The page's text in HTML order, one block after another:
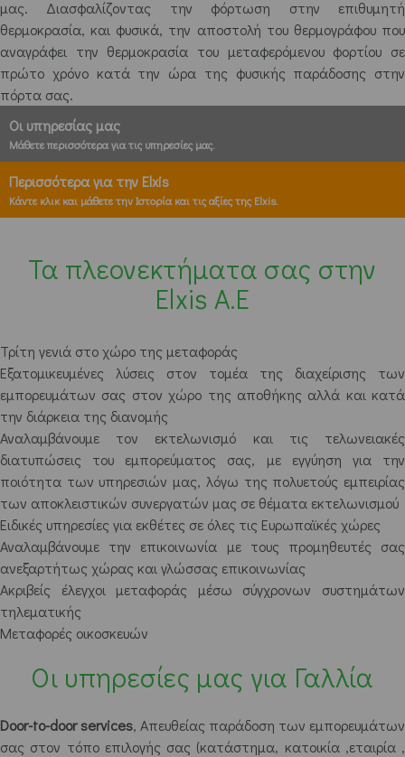
μας. Διασφαλίζοντας την φόρτωση στην επιθυμητή
θερμοκρασία, και φυσικά, την αποστολή του θερμογράφου που
αναγράφει την θερμοκρασία του μεταφερόμενου φορτίου σε
πρώτο χρόνο κατά την ώρα της φυσικής παράδοσης στην
πόρτα σας.
Οι υπηρεσίας μας
Μάθετε περισσότερα για τις υπηρεσίες μας.
Περισσότερα για την Elxis
Κάντε κλικ και μάθετε την Ιστορία και τις αξίες της Elxis.
Τα πλεονεκτήματα σας στην
Elxis A.E
Τρίτη γενιά στο χώρο της μεταφοράς
Εξατομικευμένες λύσεις στον τομέα της διαχείρισης των
εμπορευμάτων σας στον χώρο της αποθήκης αλλά και κατά
την διάρκεια της διανομής
Αναλαμβάνουμε τον εκτελωνισμό και τις τελωνειακές
διατυπώσεις του εμπορεύματος σας, με εγγύηση για την
ποιότητα των υπηρεσιών μας, λόγω της πολυετούς εμπειρίας
των αποκλειστικών συνεργατών μας σε θέματα εκτελωνισμού
Ειδικές υπηρεσίες για εκθέτες σε όλες τις Ευρωπαϊκές χώρες
Αναλαμβάνουμε την επικοινωνία με τους προμηθευτές σας
ανεξαρτήτως χώρας και γλώσσας επικοινωνίας
Ακριβείς έλεγχοι μεταφοράς μέσω σύγχρονων συστημάτων
τηλεματικής
Μεταφορές οικοσκευών
Οι υπηρεσίες μας για Γαλλία
Door-to-door services, Απευθείας παράδοση των εμπορευμάτων
σας στον τόπο επιλογής σας (κατάστημα, κατοικία ,εταιρία ,